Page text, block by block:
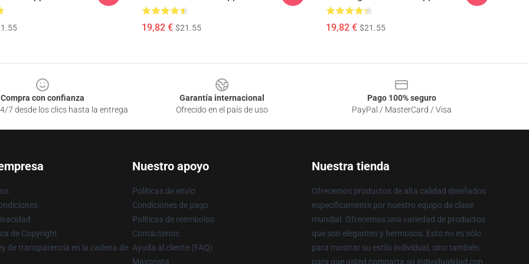
19,82 € $21.55 19,82 € $21.55
Compra con confianza
7 desde los clics hasta la entrega
Garantía internacional
Ofrecido en el país de uso
Pago 100% seguro
PayPal / MasterCard / Visa
de Copyright
de transparencia en la cadena de
Nuestro apoyo
Políticas de envío
Condiciones de pago
Políticas de reembolso
Contáctenos
Ayuda al cliente (FAQ)
Mayorista
Nuestra tienda
Ofrecemos productos de alta calidad diseñados
específicamente por nuestro equipo de clase
mundial. Ofrecemos una variedad de productos
que son elegantes y hermosos. Esto no es sólo
para mostrar su estilo individual, sino también
para que usted comparta su individualidad con